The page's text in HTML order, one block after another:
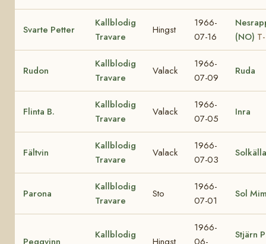
Svarte Petter
Kallblodig
Travare
Hingst
1966-
07-16
(NO)
Rudon
Kallblodig
Travare
Valack
1966-
07-09
Ruda
Flinta B.
Kallblodig
Travare
Valack
1966-
07-05
Inra
Fältvin
Kallblodig
Travare
Valack
1966-
07-03
Solkälla
Parona
Kallblodig
Travare
Sto
1966-
07-01
Sol
Peggvinn
Kallblodig
Hingst
1966-
06-
Stjärn